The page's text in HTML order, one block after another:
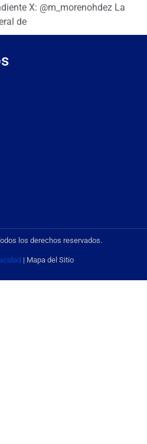
X: @m_morenohdez La
de
los derechos reservados.
| Mapa del Sitio